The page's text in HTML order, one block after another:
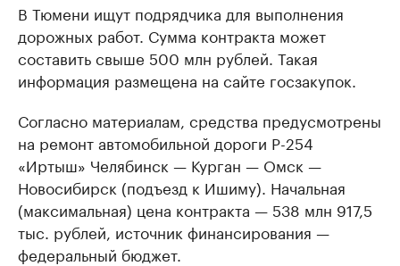
В Тюмени ищут подрядчика для выполнения
дорожных работ. Сумма контракта может
составить свыше 500 млн рублей. Такая
информация размещена на сайте госзакупок.
Согласно материалам, средства предусмотрены
на ремонт автомобильной дороги Р-254
«Иртыш» Челябинск — Курган — Омск —
Новосибирск (подъезд к Ишиму). Начальная
(максимальная) цена контракта — 538 млн 917,5
тыс. рублей, источник финансирования —
федеральный бюджет.